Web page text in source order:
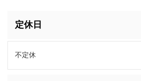
定休日
不定休